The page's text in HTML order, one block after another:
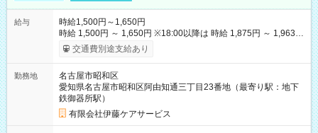
給与
時給1,500円～1,650円
時給 1,500円 ～ 1,650円 ※18:00以降は 時給 1,875円 ～ 1,963円
（夜間割増手当含む） 【その他手当・待遇】 ・昇給：年1回（4
月） ・賞与：業績や年間勤務時間により支給あり ・資格手当：
で） ・マイカー通勤可（駐車場あり） 【試用期間】試用期間な
し
交通費別途支給あり
勤務地
名古屋市昭和区
愛知県名古屋市昭和区阿由知通三丁目23番地（最寄り駅：地下
鉄御器所駅）
有限会社伊藤ケアサービス